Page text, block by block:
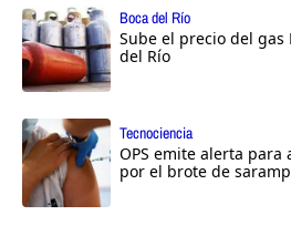
Boca del Río
Sube el precio del gas
del Río
Tecnociencia
OPS emite alerta para
por el brote de